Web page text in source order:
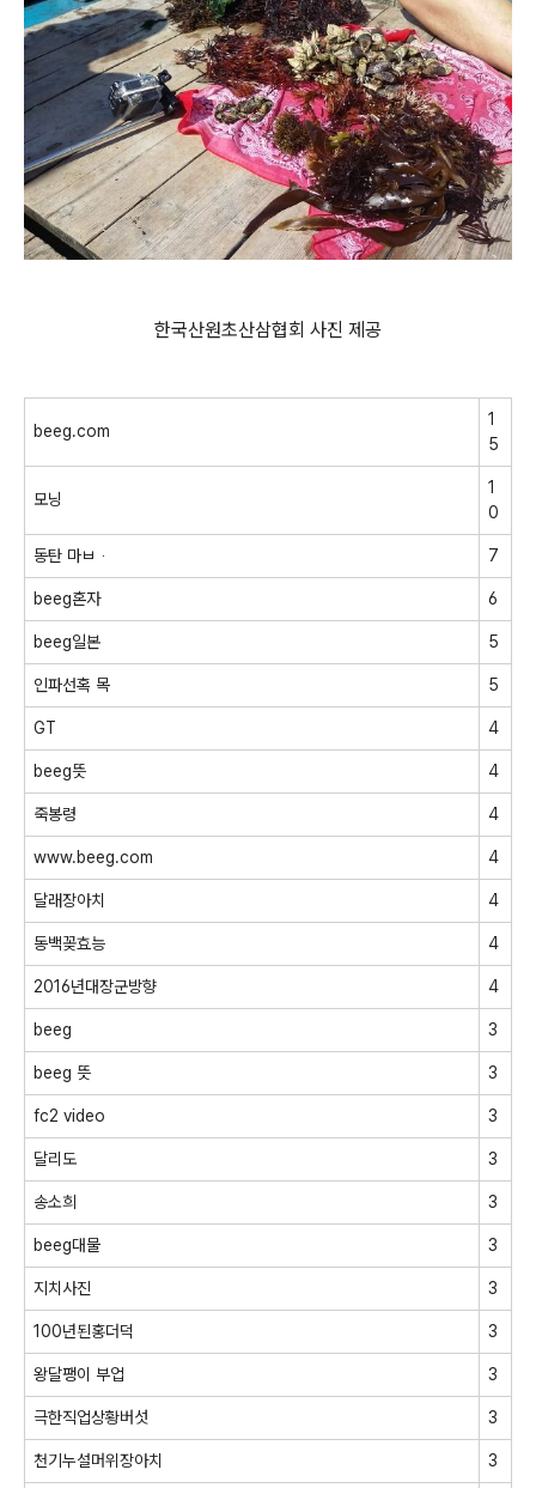
한국산원초산삼협회 사진 제공
beeg.com
1
5
모닝
1
0
동탄 마ㅂᆞ 7
beeg혼자 6
beeg일본 5
인파선혹 목 5
GT 4
beeg뜻 4
죽봉령 4
www.beeg.com 4
달래장아치 4
동백꽂효능 4
2016년대장군방향 4
beeg 3
beeg 뜻 3
fc2 video 3
달리도 3
송소희 3
beeg대물 3
지치사진 3
100년된홍더덕 3
왕달팽이 부업 3
극한직업상황버섯 3
천기누설머위장아치 3